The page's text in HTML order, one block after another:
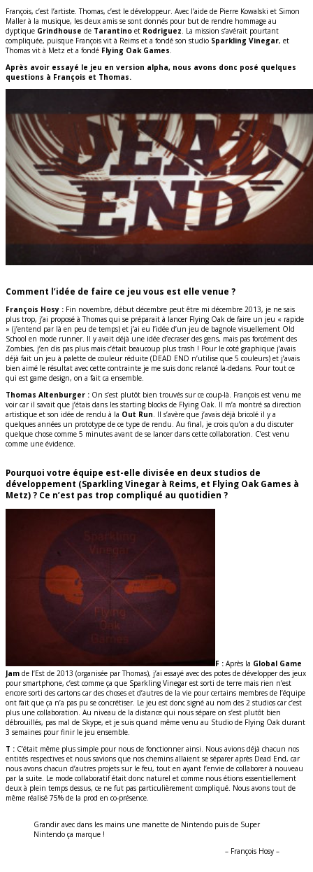
François, c’est l’artiste. Thomas, c’est le développeur. Avec l’aide de Pierre Kowalski et Simon
Maller à la musique, les deux amis se sont donnés pour but de rendre hommage au
dyptique Grindhouse de Tarantino et Rodriguez. La mission s’avérait pourtant
compliquée, puisque François vit à Reims et a fondé son studio Sparkling Vinegar, et
Thomas vit à Metz et a fondé Flying Oak Games.
Après avoir essayé le jeu en version alpha, nous avons donc posé quelques
questions à François et Thomas.
Comment l’idée de faire ce jeu vous est elle venue ?
François Hosy : Fin novembre, début décembre peut être mi décembre 2013, je ne sais
plus trop, j’ai proposé à Thomas qui se préparait à lancer Flying Oak de faire un jeu « rapide
» (j’entend par là en peu de temps) et j’ai eu l’idée d’un jeu de bagnole visuellement Old
School en mode runner. Il y avait déjà une idée d’ecraser des gens, mais pas forcément des
Zombies, j’en dis pas plus mais c’était beaucoup plus trash ! Pour le coté graphique j’avais
déjà fait un jeu à palette de couleur réduite (DEAD END n’utilise que 5 couleurs) et j’avais
bien aimé le résultat avec cette contrainte je me suis donc relancé la-dedans. Pour tout ce
qui est game design, on a fait ca ensemble.
Thomas Altenburger : On s’est plutôt bien trouvés sur ce coup-là. François est venu me
voir car il savait que j’étais dans les starting blocks de Flying Oak. Il m’a montré sa direction
artistique et son idée de rendu à la Out Run. Il s’avère que j’avais déjà bricolé il y a
quelques années un prototype de ce type de rendu. Au final, je crois qu’on a du discuter
quelque chose comme 5 minutes avant de se lancer dans cette collaboration. C’est venu
comme une évidence.
Pourquoi votre équipe est-elle divisée en deux studios de
développement (Sparkling Vinegar à Reims, et Flying Oak Games à
Metz) ? Ce n’est pas trop compliqué au quotidien ?
F : Après la Global Game
Jam de l’Est de 2013 (organisée par Thomas), j’ai essayé avec des potes de développer des jeux
pour smartphone, c’est comme ça que Sparkling Vinegar est sorti de terre mais rien n’est
encore sorti des cartons car des choses et d’autres de la vie pour certains membres de l’équipe
ont fait que ça n’a pas pu se concrétiser. Le jeu est donc signé au nom des 2 studios car c’est
plus une collaboration. Au niveau de la distance qui nous sépare on s’est plutôt bien
débrouillés, pas mal de Skype, et je suis quand même venu au Studio de Flying Oak durant
3 semaines pour finir le jeu ensemble.
T : C’était même plus simple pour nous de fonctionner ainsi. Nous avions déjà chacun nos
entités respectives et nous savions que nos chemins allaient se séparer après Dead End, car
nous avons chacun d’autres projets sur le feu, tout en ayant l’envie de collaborer à nouveau
par la suite. Le mode collaboratif était donc naturel et comme nous étions essentiellement
deux à plein temps dessus, ce ne fut pas particulièrement compliqué. Nous avons tout de
même réalisé 75% de la prod en co-présence.
Grandir avec dans les mains une manette de Nintendo puis de Super
Nintendo ça marque !
– François Hosy –